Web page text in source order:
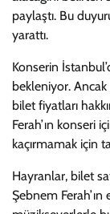
paylaştı. Bu
yarattı.
Konserin
bekleniyor. Ancak
bilet fiyatları
Ferah’ın konseri
kaçırmamak için
Hayranlar, bilet
Şebnem